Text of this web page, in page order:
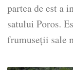
partea de est a
satului Poros.
frumuseții sale